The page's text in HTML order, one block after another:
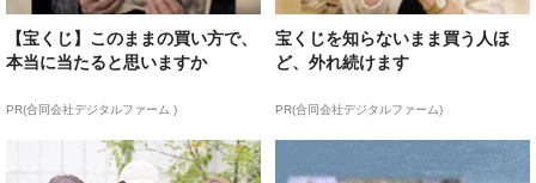
【宝くじ】このままの買い方で、
本当に当たると思いますか
PR(合同会社デジタルファーム )
宝くじを知らないまま買う人ほ
ど、外れ続けます
PR(合同会社デジタルファーム)